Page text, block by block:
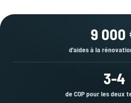
9 000
d'aides à la
3-4
de COP pour les deux